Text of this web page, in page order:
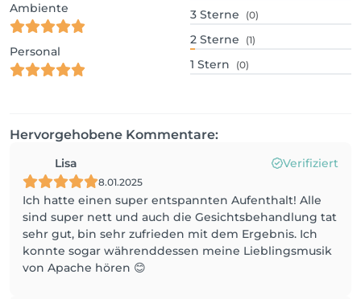
Ambiente
Personal
3 Sterne (0)
2 Sterne (1)
1 Stern (0)
Hervorgehobene Kommentare:
Lisa Verifiziert
8.01.2025
Ich hatte einen super entspannten Aufenthalt! Alle
sind super nett und auch die Gesichtsbehandlung tat
sehr gut, bin sehr zufrieden mit dem Ergebnis. Ich
konnte sogar währenddessen meine Lieblingsmusik
von Apache hören 😊